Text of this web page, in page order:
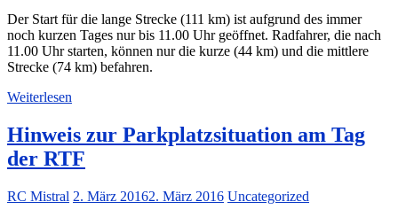
Der Start für die lange Strecke (111 km) ist aufgrund des immer
noch kurzen Tages nur bis 11.00 Uhr geöffnet. Radfahrer, die nach
11.00 Uhr starten, können nur die kurze (44 km) und die mittlere
Strecke (74 km) befahren.
Weiterlesen
Hinweis zur Parkplatzsituation am Tag
der RTF
RC Mistral 2. März 20162. März 2016 Uncategorized